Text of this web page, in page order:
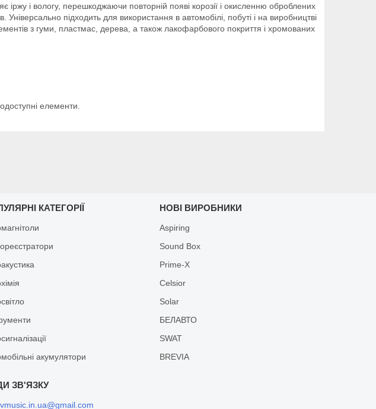
і вологу, перешкоджаючи повторній появі корозії і окисленню оброблених
підходить для використання в автомобілі, побуті і на виробництві
з гуми, пластмас, дерева, а також лакофарбового покриття і хромованих
елементи.
КАТЕГОРІЇ
акумулятори
НОВІ ВИРОБНИКИ
Aspiring
Sound Box
Prime-X
Celsior
Solar
БЕЛАВТО
SWAT
BREVIA